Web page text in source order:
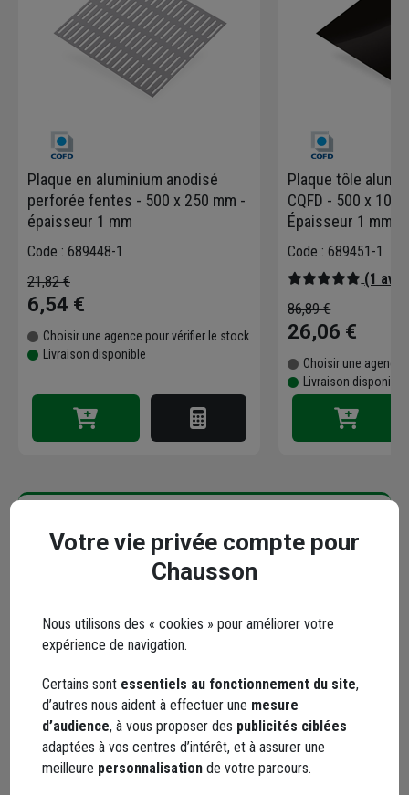
Plaque en aluminium anodisé
perforée fentes - 500 x 250 mm -
épaisseur 1 mm
Code : 689448-1
21,82 €
6,54 €
Choisir une agence pour vérifier le stock
Livraison disponible
Plaque tôle
CQFD - 500 x
Épaisseur 1 mm -
Coloris noir
Code : 689451-1
(1
86,89 €
26,06 €
Choisir une agence
Livraison disponible
Description
Caractéristiques
En complément
Votre vie privée compte pour
Chausson
Nous utilisons des « cookies » pour améliorer votre
expérience de navigation.
Certains sont essentiels au fonctionnement du site,
d’autres nous aident à effectuer une mesure
d’audience, à vous proposer des publicités ciblées
adaptées à vos centres d’intérêt, et à assurer une
meilleure personnalisation de votre parcours.